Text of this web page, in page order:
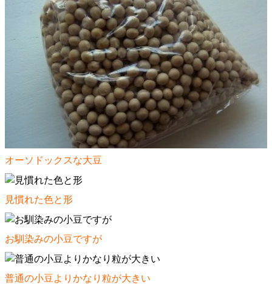
オーソドックスな大豆
見慣れた色と形
お馴染みの小豆ですが
普通の小豆よりかなり粒が大きい